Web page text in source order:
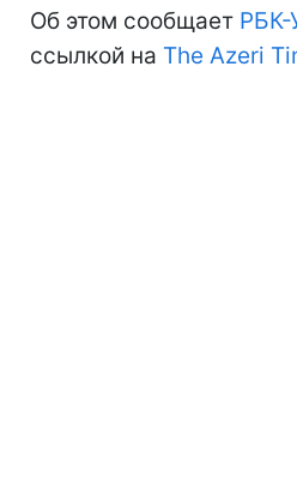
Об этом сообщает РБК-
ссылкой на The Azeri